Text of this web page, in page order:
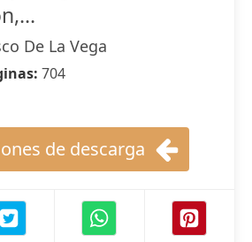
De La Vega
704
de descarga